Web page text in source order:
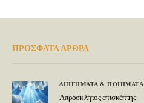
ΠΡΟΣΦΑΤΑ ΑΡΘΡΑ
ΔΙΗΓΗΜΑΤΑ & ΠΟΙΗΜΑΤΑ
Απρόσκλητος επισκέπτης